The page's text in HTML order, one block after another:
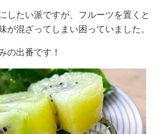
したい派ですが、フルーツを置くと
が混ざってしまい困っていました。
の出番です！